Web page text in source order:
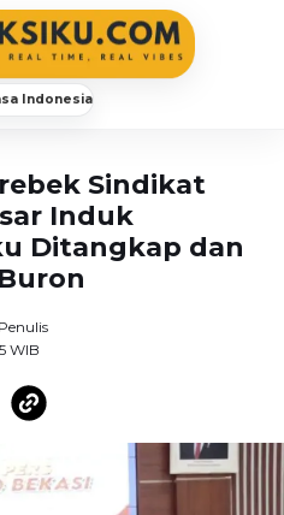
Indonesia
Sindikat
Induk
Ditangkap dan
WIB